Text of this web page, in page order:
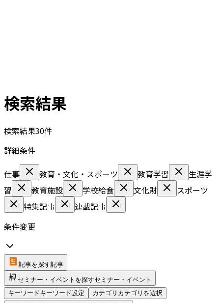
検索結果
検索結果30件
詳細条件
仕事
教育・文化・スポーツ 教育学習
生涯学
習
教育施設 学校給食 文化財
スポーツ
特集記事
連載記事
条件変更
記事を探す記事
セミナー・イベントを探すセミナー・イベント
キーワードキーワード設定 カテゴリ カテゴリを選択